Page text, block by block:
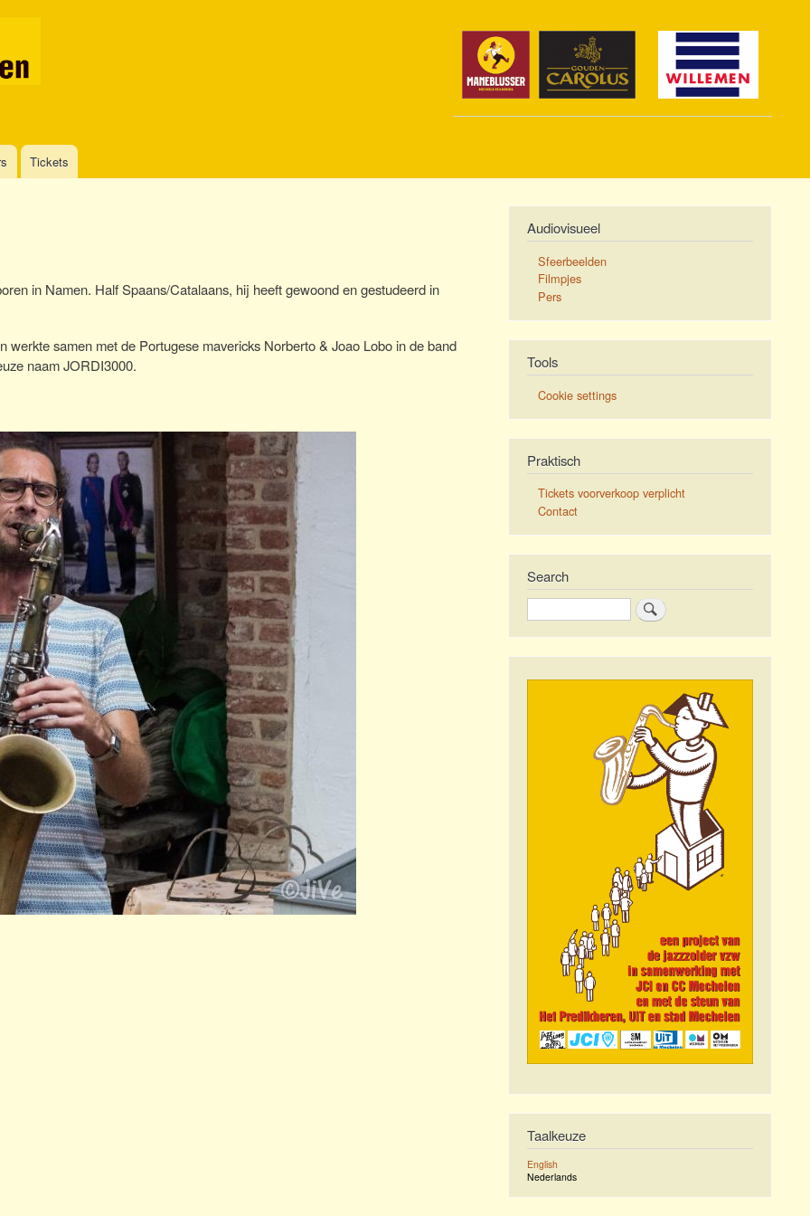
Tickets
in Namen. Half Spaans/Catalaans, hij heeft gewoond en gestudeerd in
samen met de Portugese mavericks Norberto & Joao Lobo in de band
naam JORDI3000.
Audiovisueel
Sfeerbeelden
Filmpjes
Pers
Tools
Cookie settings
Praktisch
Tickets voorverkoop verplicht
Contact
Search
Zoeken
Taalkeuze
English
Nederlands